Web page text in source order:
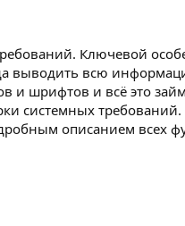
Ключевой
выводить всю
и шрифтов и всё это
системных требований.
описанием всех